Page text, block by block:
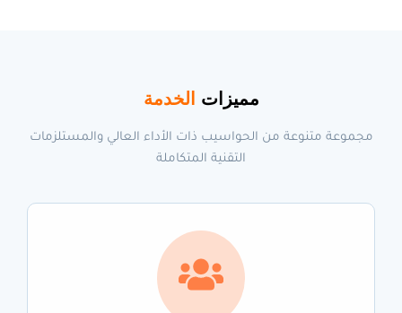
مميزات الخدمة
مجموعة متنوعة من الحواسيب ذات الأداء العالي والمستلزمات
التقنية المتكاملة